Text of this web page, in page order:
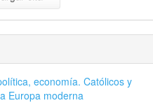
economía. Católicos y
Europa moderna